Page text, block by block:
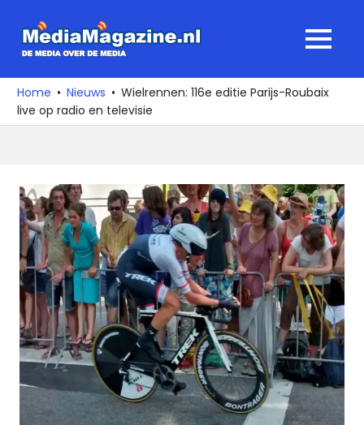
naar
media
over
de
MENU
Home Nieuws
Wielrennen: 116e editie Parijs-Roubaix
live op radio en televisie